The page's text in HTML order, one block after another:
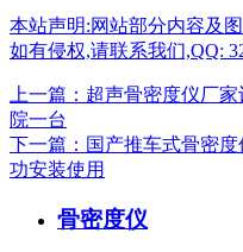
本站声明:网站部分内容及
如有侵权,请联系我们,QQ:
上一篇：超声骨密度仪厂
院一台
下一篇：国产推车式骨密
功安装使用
骨密度仪